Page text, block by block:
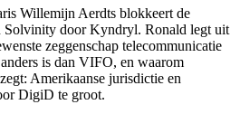
Willemijn Aerdts blokkeert de
Solvinity door Kyndryl. Ronald legt uit
zeggenschap telecommunicatie
is dan VIFO, en waarom
Amerikaanse jurisdictie en
DigiD te groot.